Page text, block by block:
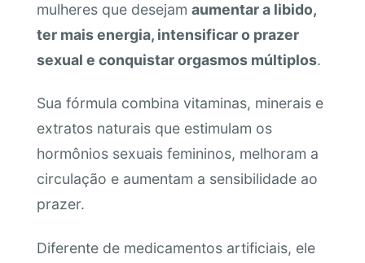
mulheres que desejam aumentar a libido,
ter mais energia, intensificar o prazer
sexual e conquistar orgasmos múltiplos.
Sua fórmula combina vitaminas, minerais e
extratos naturais que estimulam os
hormônios sexuais femininos, melhoram a
circulação e aumentam a sensibilidade ao
prazer.
Diferente de medicamentos artificiais, ele